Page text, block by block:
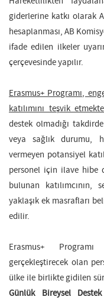
giderlerine katkı olarak
hesaplanması, AB
ifade edilen ilkeler
çerçevesinde yapılır.
Erasmus+ Programı,
katılımını teşvik
destek olmadığı
veya sağlık durumu,
vermeyen potansiyel
personel için ilave hibe
bulunan
yaklaşık ek masrafları
edilir.
Erasmus+
gerçekleştirecek olan
ülke ile birlikte gidilen
Günlük Bireysel